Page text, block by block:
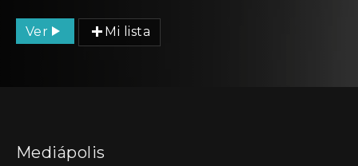
Ver Mi lista
Mediápolis